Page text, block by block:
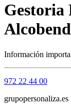
Gestoria
Información
972 22 44 00
grupopersonaliza.es